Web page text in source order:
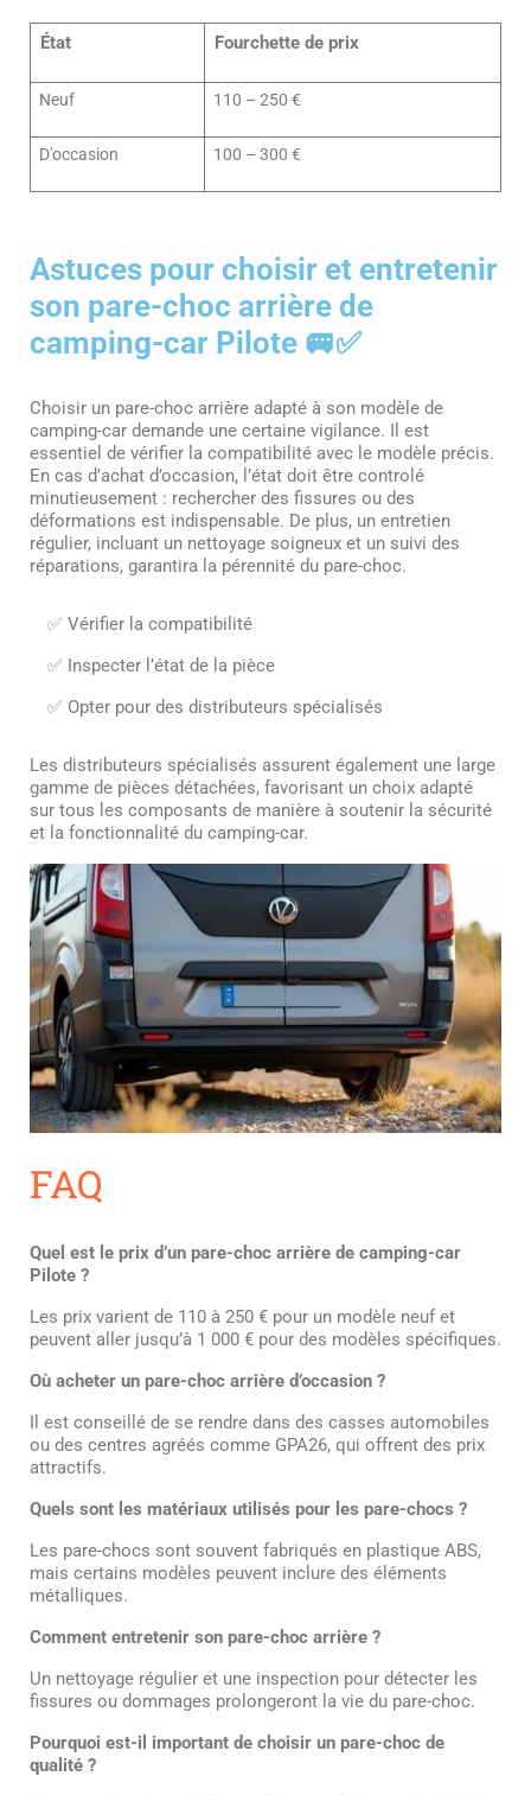
État Fourchette de prix
Neuf 110 – 250 €
D’occasion 100 – 300 €
Astuces pour choisir et entretenir
son pare-choc arrière de
camping-car Pilote 🚐✅
Choisir un pare-choc arrière adapté à son modèle de
camping-car demande une certaine vigilance. Il est
essentiel de vérifier la compatibilité avec le modèle précis.
En cas d’achat d’occasion, l’état doit être controlé
minutieusement : rechercher des fissures ou des
déformations est indispensable. De plus, un entretien
régulier, incluant un nettoyage soigneux et un suivi des
réparations, garantira la pérennité du pare-choc.
✅ Vérifier la compatibilité
✅ Inspecter l’état de la pièce
✅ Opter pour des distributeurs spécialisés
Les distributeurs spécialisés assurent également une large
gamme de pièces détachées, favorisant un choix adapté
sur tous les composants de manière à soutenir la sécurité
et la fonctionnalité du camping-car.
FAQ
Quel est le prix d’un pare-choc arrière de camping-car
Pilote ?
Les prix varient de 110 à 250 € pour un modèle neuf et
peuvent aller jusqu’à 1 000 € pour des modèles spécifiques.
Où acheter un pare-choc arrière d’occasion ?
Il est conseillé de se rendre dans des casses automobiles
ou des centres agréés comme GPA26, qui offrent des prix
attractifs.
Quels sont les matériaux utilisés pour les pare-chocs ?
Les pare-chocs sont souvent fabriqués en plastique ABS,
mais certains modèles peuvent inclure des éléments
métalliques.
Comment entretenir son pare-choc arrière ?
Un nettoyage régulier et une inspection pour détecter les
fissures ou dommages prolongeront la vie du pare-choc.
Pourquoi est-il important de choisir un pare-choc de
qualité ?